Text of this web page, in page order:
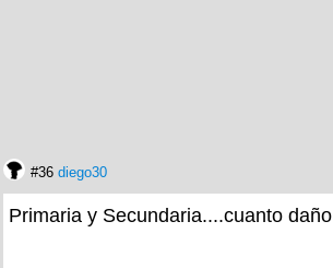
#36 diego30
Primaria y Secundaria....cuanto daño